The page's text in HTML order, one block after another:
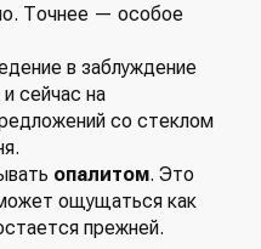
Точнее — особое
в заблуждение
сейчас на
со стеклом
опалитом. Это
ощущаться как
прежней.